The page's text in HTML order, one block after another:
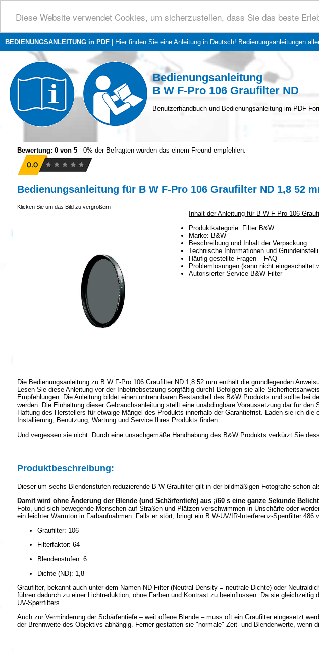
Diese Website verwendet Cookies, um sicherzustellen, dass Sie das beste
BEDIENUNGSANLEITUNG in PDF | Hier finden Sie eine Anleitung in Deutsch! Bedienungsanleitungen
Bedienungsanleitung
B W F-Pro 106 Graufilter ND
Benutzerhandbuch und Bedienungsanleitung im PDF-
Bewertung: 0 von 5 - 0% der Befragten würden das einem Freund empfehlen.
Bedienungsanleitung für B W F-Pro 106 Graufilter ND 1,8 52
Klicken Sie um das Bild zu vergrößern
Inhalt der Anleitung für B W F-Pro 106
Produktkategorie: Filter B&W
Marke: B&W
Beschreibung und Inhalt der Verpackung
Technische Informationen und
Häufig gestellte Fragen – FAQ
Problemlösungen (kann nicht
Autorisierter Service B&W Filter
Die Bedienungsanleitung zu B W F-Pro 106 Graufilter ND 1,8 52 mm enthält die grundlegenden
Lesen Sie diese Anleitung vor der Inbetriebsetzung sorgfältig durch! Befolgen sie alle
Empfehlungen. Die Anleitung bildet einen untrennbaren Bestandteil des B&W Produkts und sollte bei
werden. Die Einhaltung dieser Gebrauchsanleitung stellt eine unabdingbare Voraussetzung dar für
Haftung des Herstellers für etwaige Mängel des Produkts innerhalb der Garantiefrist. Laden sie ich
Installierung, Benutzung, Wartung und Service Ihres Produkts finden.
Und vergessen sie nicht: Durch eine unsachgemäße Handhabung des B&W Produkts verkürzt Sie
Produktbeschreibung:
Dieser um sechs Blendenstufen reduzierende B W-Graufilter gilt in der bildmäßigen Fotografie schon
Damit wird ohne Änderung der Blende (und Schärfentiefe) aus ¡/60 s eine ganze Sekunde
Foto, und sich bewegende Menschen auf Straßen und Plätzen verschwimmen in Unschärfe oder
ein leichter Warmton in Farbaufnahmen. Falls er stört, bringt ein B W-UV/IR-Interferenz-Sperrfilter 486
Graufilter: 106
Filterfaktor: 64
Blendenstufen: 6
Dichte (ND): 1,8
Graufilter, bekannt auch unter dem Namen ND-Filter (Neutral Density = neutrale Dichte) oder
führen dadurch zu einer Lichtreduktion, ohne Farben und Kontrast zu beeinflussen. Da sie
UV-Sperrfilters..
Auch zur Verminderung der Schärfentiefe – weit offene Blende – muss oft ein Graufilter eingesetzt
der Brennweite des Objektivs abhängig. Ferner gestatten sie "normale" Zeit- und Blendenwerte,